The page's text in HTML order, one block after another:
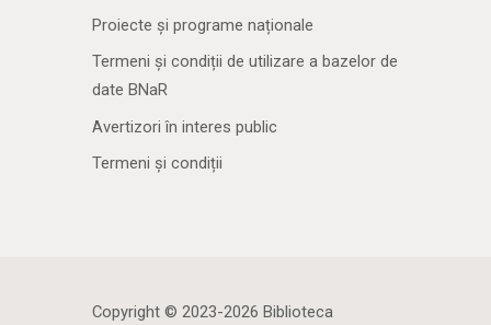
Proiecte și programe naționale
Termeni și condiții de utilizare a bazelor de
date BNaR
Avertizori în interes public
Termeni și condiții
Copyright © 2023-2026 Biblioteca